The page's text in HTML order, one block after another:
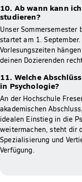
10. Ab wann kann
studieren?
Unser
startet am 1.
Vorlesungszeiten
deinen Dozierenden
11. Welche
in Psychologie?
An der Hochschule
akademischen
idealen Einstieg in die
weitermachen, steht dir
Spezialisierung und
Verfügung.